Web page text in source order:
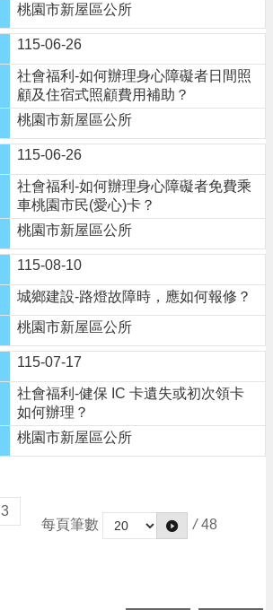
桃園市新屋區公所
115-06-26
社會福利-如何辦理身心障礙者日間照
顧及住宿式照顧費用補助？
桃園市新屋區公所
115-06-26
社會福利-如何辦理身心障礙者免費乘
車桃園市民(愛心)卡？
桃園市新屋區公所
115-08-10
城鄉建設-路燈故障時，應如何報修？
桃園市新屋區公所
115-07-17
社會福利-健保 IC 卡遺失或初次領卡
如何辦理？
桃園市新屋區公所
3
每頁筆數
/ 48